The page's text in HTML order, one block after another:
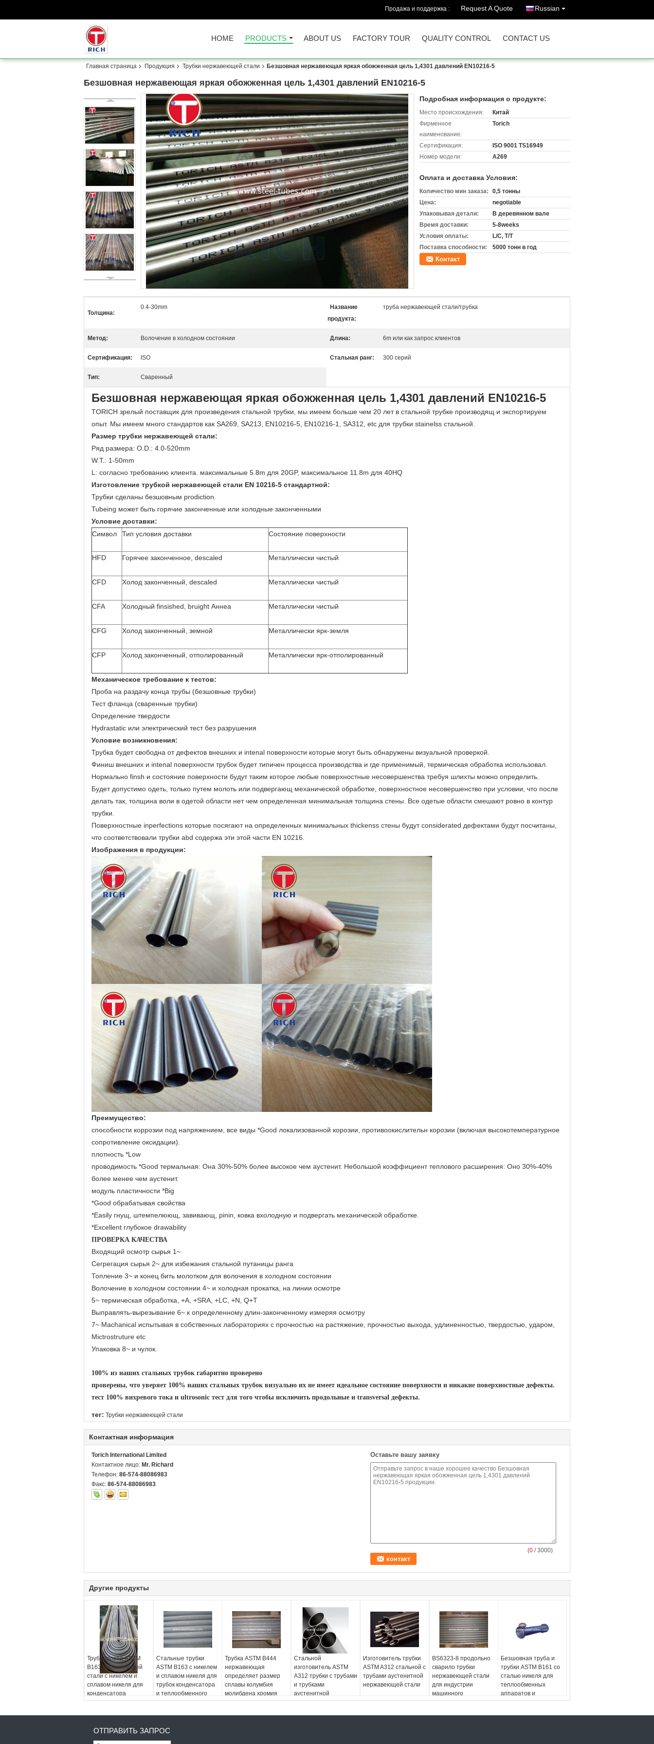
Продажа и поддержка : Request A Quote Russian
HOME PRODUCTS ABOUT US FACTORY TOUR QUALITY CONTROL CONTACT US
Главная страница Продукция Трубки нержавеющей стали Безшовная нержавеющая яркая обожженная цель 1,4301 давлений EN10216-5
Безшовная нержавеющая яркая обожженная цель 1,4301 давлений EN10216-5
Подробная информация о продукте:
Место происхождения:
Китай
Фирменное
наименование:
Torich
Сертификация:
ISO 9001 TS16949
Номер модели:
A269
Оплата и доставка Условия:
Количество мин заказа:
0,5 тонны
Цена:
negotiable
Упаковывая детали:
В деревянном вале
Время доставки:
5-8weeks
Условия оплаты:
L/C, T/T
Поставка способности:
5000 тонн в год
Контакт
Толщина:
0.4-30mm
Название
продукта:
труба нержавеющей стали/трубка
Метод: Волочение в холодном состоянии Длина: 6m или как запрос клиентов
Сертификация: ISO Стальная ранг: 300 серий
Тип: Сваренный
Безшовная нержавеющая яркая обожженная цель 1,4301 давлений EN10216-5
TORICH зрелый поставщик для произведения стальной трубки, мы имеем больше чем 20 лет в стальной трубке производящ и экспортируем
опыт. Мы имеем много стандартов как SA269, SA213, EN10216-5, EN10216-1, SA312, etc для трубки stainelss стальной.
Размер трубки нержавеющей стали:
Ряд размера: O.D.: 4.0-520mm
W.T.: 1-50mm
L: согласно требованию клиента. максимальные 5.8m для 20GP, максимальное 11.8m для 40HQ
Изготовление трубкой нержавеющей стали EN 10216-5 стандартной:
Трубки сделаны безшовным prodiction.
Tubeing может быть горячие законченные или холодные законченными
Условие доставки:
Символ
Тип условия доставки Состояние поверхности
HFD Горячее законченное, descaled Металлически чистый
CFD Холод законченный, descaled Металлически чистый
CFA Холодный finsished, bruight Аннеа Металлически чистый
CFG Холод законченный, земной Металлически ярк-земля
CFP Холод законченный, отполированный Металлически ярк-отполированный
Механическое требование к тестов:
Проба на раздачу конца трубы (безшовные трубки)
Тест фланца (сваренные трубки)
Определение твердости
Hydrastatic или электрический тест без разрушения
Условие возникновения:
Трубка будет свободна от дефектов внешних и intenal поверхности которые могут быть обнаружены визуальной проверкой.
Финиш внешних и intenal поверхности трубок будет типичен процесса производства и где применимый, термическая обработка использовал.
Нормально finsh и состояние поверхности будут таким которое любые поверхностные несовершенства требуя шлихты можно определить.
Будет допустимо одеть, только путем молоть или подвергающ механической обработке, поверхностное несовершенство при условии, что после
делать так, толщина воли в одетой области нет чем определенная минимальная толщина стены. Все одетые области смешают ровно в контур
трубки.
Поверхностные inperfections которые посягают на определенных минимальных thickenss стены будут considerated дефектами будут посчитаны,
что соответствовали трубки abd содержа эти этой части EN 10216.
Изображения в продукции:
Преимущество:
способности коррозии под напряжением, все виды *Good локализованной корозии, противоокислительн корозии (включая высокотемпературное
сопротивление оксидации).
плотность *Low
проводимость *Good термальная: Она 30%-50% более высокое чем аустенит. Небольшой коэффициент теплового расширения: Оно 30%-40%
более менее чем аустенит.
модуль пластичности *Big
*Good обрабатывая свойства
*Easily гнущ, штемпелюющ, завивающ, pinin, ковка вхолодную и подвергать механической обработке.
*Excellent глубокое drawability
ПРОВЕРКА КАЧЕСТВА
Входящий осмотр сырья 1~
Сегрегация сырья 2~ для избежания стальной путаницы ранга
Топление 3~ и конец бить молотком для волочения в холодном состоянии
Волочение в холодном состоянии 4~ и холодная прокатка, на линии осмотре
5~ термическая обработка, +A, +SRA, +LC, +N, Q+T
Выправлять-вырезывание 6~ к определенному длин-законченному измеряя осмотру
7~ Machanical испытывая в собственных лабораториях с прочностью на растяжение, прочностью выхода, удлиненностью, твердостью, ударом,
Mictrostruture etc
Упаковка 8~ и чулок.
100% из наших стальных трубок габаритно проверено
проверены, что уверяет 100% наших стальных трубок визуально их не имеет идеальное состояние поверхности и никакие поверхностные дефекты.
тест 100% вихревого тока и ultrosonic тест для того чтобы исключить продольные и transversal дефекты.
тег: Трубки нержавеющей стали
Контактная информация
Torich International Limited
Контактное лицо: Mr. Richard
Телефон: 86-574-88086983
Факс: 86-574-88086983
Оставьте вашу заявку
(0 / 3000)
Другие продукты
Трубопровод ASTM
B163 нержавеющей
стали с никелем и
сплавом никеля для
конденсатора
Стальные трубки
ASTM B163 с никелем
и сплавом никеля для
трубок конденсатора
и теплообменного
аппарата
Трубка ASTM B444
нержавеющая
определяет размер
сплавы колумбия
молибдена хромия
никеля
Стальной
изготовитель ASTM
A312 трубки с трубами
и трубками
аустенитной
нержавеющей стали
Изготовитель трубки
ASTM A312 стальной с
трубами аустенитной
нержавеющей стали
BS6323-8 продольно
сварило трубки
нержавеющей стали
для индустрии
машинного
оборудования
Безшовная труба и
трубки ASTM B161 со
сталью никеля для
теплообменных
аппаратов и
Condensors
ОТПРАВИТЬ ЗАПРОС